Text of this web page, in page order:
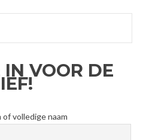
IN VOOR DE
of volledige naam